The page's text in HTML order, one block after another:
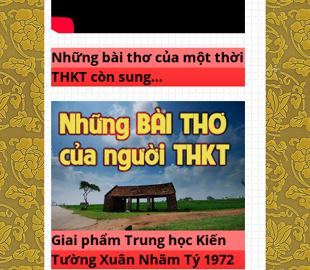
Những bài thơ của một thời
THKT còn sung…
Giai phẩm Trung học Kiến
Tường Xuân Nhâm Tý 1972